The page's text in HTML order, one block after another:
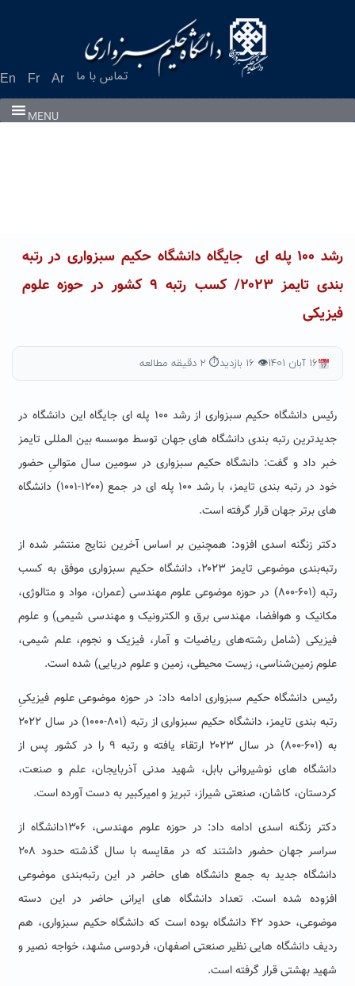
En Fr Ar تماس با ما
MENU
رشد ۱۰۰ پله ای جایگاه دانشگاه حکیم سبزواری در رتبه
بندی تایمز ۲۰۲۳/ کسب رتبه ۹ کشور در حوزه علوم
فیزیکی
۱۶ آبان ۱۴۰۱ 👁 ۱۶ بازدید ⏱ ۲ دقیقه مطالعه
رئیس دانشگاه حکیم سبزواری از رشد ۱۰۰ پله ای جایگاه این دانشگاه در
جدیدترین رتبه بندی دانشگاه های جهان توسط موسسه بین المللی تایمز
خبر داد و گفت: دانشگاه حکیم سبزواری در سومین سال متوالیِ حضور
خود در رتبه بندی تایمز، با رشد ۱۰۰ پله ای در جمع (۱۲۰۰-۱۰۰۱) دانشگاه
های برتر جهان قرار گرفته است.
دکتر زنگنه اسدی افزود: همچنین بر اساس آخرین نتایج منتشر شده از
رتبه‌بندی موضوعی تایمز ۲۰۲۳، دانشگاه حکیم سبزواری موفق به کسب
رتبه (۶۰۱-۸۰۰) در حوزه موضوعی علوم مهندسی (عمران، مواد و متالوژی،
مکانیک و هوافضا، مهندسی برق و الکترونیک و مهندسی شیمی) و علوم
فیزیکی (شامل رشته‌های ریاضیات و آمار، فیزیک و نجوم، علم شیمی،
علوم زمین‌شناسی، زیست محیطی، زمین و علوم دریایی) شده است.
رئیس دانشگاه حکیم سبزواری ادامه داد: در حوزه موضوعی علوم فیزیکیِ
رتبه بندی تایمز، دانشگاه حکیم سبزواری از رتبه (۸۰۱-۱۰۰۰) در سال ۲۰۲۲
به (۶۰۱-۸۰۰) در سال ۲۰۲۳ ارتقاء یافته و رتبه ۹ را در کشور پس از
دانشگاه های نوشیروانی بابل، شهید مدنی آذربایجان، علم و صنعت،
کردستان، کاشان، صنعتی شیراز، تبریز و امیرکبیر به دست آورده است.
دکتر زنگنه اسدی ادامه داد: در حوزه علوم مهندسی، ۱۳۰۶دانشگاه از
سراسر جهان حضور داشتند که در مقایسه با سال گذشته حدود ۲۰۸
دانشگاه جدید به جمع دانشگاه های حاضر در این رتبه‌بندی موضوعی
افزوده شده است. تعداد دانشگاه های ایرانی حاضر در این دسته
موضوعی، حدود ۴۲ دانشگاه بوده است که دانشگاه حکیم سبزواری، هم
ردیف دانشگاه هایی نظیر صنعتی اصفهان، فردوسی مشهد، خواجه نصیر و
شهید بهشتی قرار گرفته است.